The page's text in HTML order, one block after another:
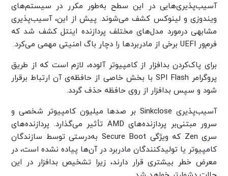
آسیب‌پذیری‌هایی در این سطح به‌طور مکرر در سیستم‌های
ویندوزی و لینوکس کشف می‌شوند. پیش از این، آسیب‌پذیری
مشابهی درمورد مدل‌های مختلف پردازنده اینتل کشف شد که
فرم‌ور UEFI برخی از مادربردها را دچار باگ امنیتی مهمی می‌کرد.
برای پاک‌کردن بدافزار از کامپیوتر آلوده‌، لازم است که از طریق
پروگرامر SPI Flash با بخش خاصی از حافظه‌ی آن ارتباط برقرار
شود و سپس بدافزار از روی حافظه حذف گردد.
آسیب‌پذیری Sinkclose بر صدها میلیون کامپیوتر شخصی و
سرور مبتنی‌بر پردازنده‌های AMD تأثیر می‌گذارد. پردازنده‌های
سری Zen که ویژگی Secure Boot به‌درستی توسط سازندگان
کامپیوتر یا تولیدکنندگان مادربرد در آن‌ها پیاده‌ نشده است، در
معرض خطر بیشتری قرار دارند، زیرا تشخیص بدافزار در این